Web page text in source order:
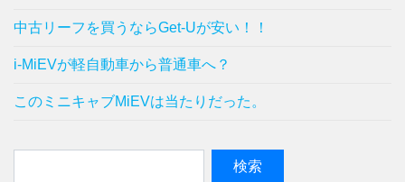
中古リーフを買うならGet-Uが安い！！
i-MiEVが軽自動車から普通車へ？
このミニキャブMiEVは当たりだった。